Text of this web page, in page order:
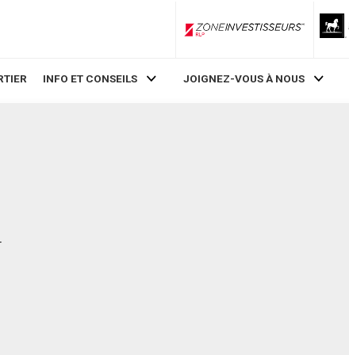
ZoneInvestisseurs RLP
INFO ET CONSEILS JOIGNEZ-VOUS À NOUS